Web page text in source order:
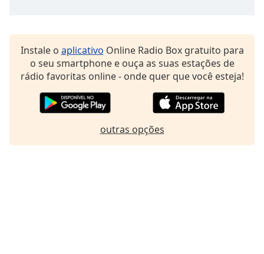
Done
CloseInstale o aplicativo Online Radio Box gratuito para
o seu smartphone e ouça as suas estações de
rádio favoritas online - onde quer que você esteja!
outras opções